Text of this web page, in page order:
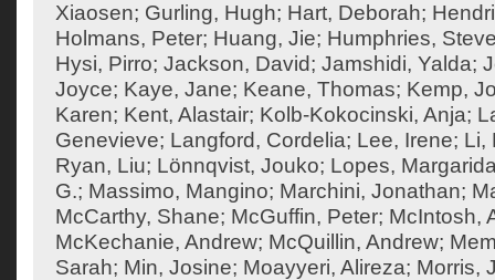
Xiaosen; Gurling, Hugh; Hart, Deborah;
Holmans, Peter; Huang, Jie; Humphries,
Hysi, Pirro; Jackson, David; Jamshidi, Yalda;
Joyce; Kaye, Jane; Keane, Thomas; Kemp,
Karen; Kent, Alastair; Kolb-Kokocinski, Anja;
Genevieve; Langford, Cordelia; Lee, Irene; Li,
Ryan, Liu; Lönnqvist, Jouko; Lopes,
G.; Massimo, Mangino; Marchini, Jonathan;
McCarthy, Shane; McGuffin, Peter; McIntosh,
McKechanie, Andrew; McQuillin, Andrew;
Sarah; Min, Josine; Moayyeri, Alireza; Morris,